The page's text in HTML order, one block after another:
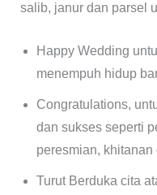
salib, janur dan parsel
Happy Wedding
menempuh hidup
Congratulations,
dan sukses seperti
peresmian, khitanan
Turut Berduka cita